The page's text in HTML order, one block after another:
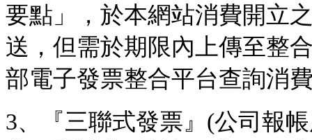
要點」，於本網站消費開立
送，但需於期限內上傳至整
部電子發票整合平台查詢消
3、『三聯式發票』(公司報